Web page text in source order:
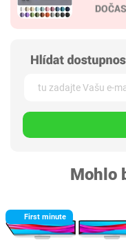
Mohlo
First minute